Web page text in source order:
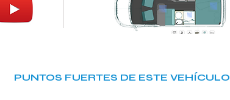
PUNTOS FUERTES DE ESTE VEHÍCULO